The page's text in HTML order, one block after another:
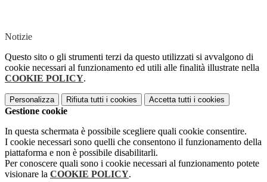
Notizie
Questo sito o gli strumenti terzi da questo utilizzati si avvalgono di
cookie necessari al funzionamento ed utili alle finalità illustrate nella
COOKIE POLICY.
Personalizza Rifiuta tutti i cookies Accetta tutti i cookies
Gestione cookie
In questa schermata è possibile scegliere quali cookie consentire.
I cookie necessari sono quelli che consentono il funzionamento della
piattaforma e non è possibile disabilitarli.
Per conoscere quali sono i cookie necessari al funzionamento potete
visionare la COOKIE POLICY.